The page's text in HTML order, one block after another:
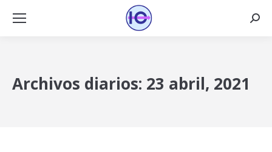
Archivos diarios: 23 abril, 2021